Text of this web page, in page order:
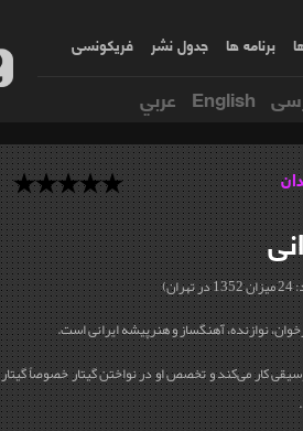
برنامه ها جدول نشر فریکونسی
English عربي
نوازنده، آهنگساز و هنرپیشه ایرانی است.
کار می‌کند و تخصص او در نواختن گیتار خصوصاً گیتار